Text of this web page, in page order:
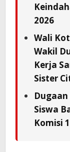
2026
Wali
Wakil
Kerja
Sister
Siswa
Komisi